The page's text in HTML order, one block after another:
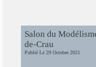
Salon du
de-Crau
Publié Le29 Octobre 2021